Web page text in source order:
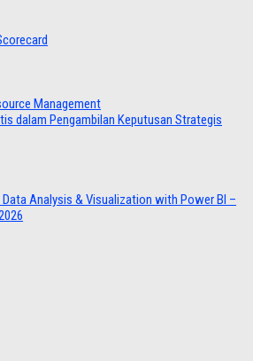
Management
dalam Pengambilan Keputusan Strategis
Analysis & Visualization with Power BI –